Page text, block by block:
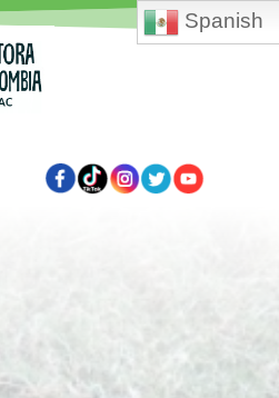
Spanish